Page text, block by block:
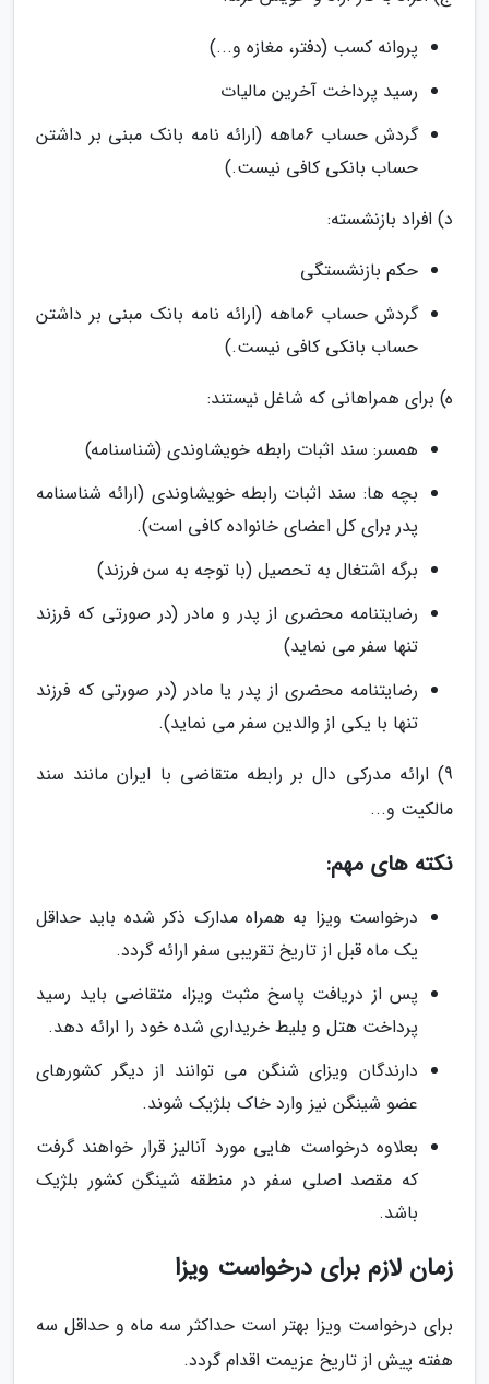
پروانه کسب (دفتر، مغازه و...)
رسید پرداخت آخرین مالیات
گردش حساب 6ماهه (ارائه نامه بانک مبنی بر داشتن
حساب بانکی کافی نیست.)
د) افراد بازنشسته:
حکم بازنشستگی
گردش حساب 6ماهه (ارائه نامه بانک مبنی بر داشتن
حساب بانکی کافی نیست.)
ه) برای همراهانی که شاغل نیستند:
همسر: سند اثبات رابطه خویشاوندی (شناسنامه)
بچه ها: سند اثبات رابطه خویشاوندی (ارائه شناسنامه
پدر برای کل اعضای خانواده کافی است).
برگه اشتغال به تحصیل (با توجه به سن فرزند)
رضایتنامه محضری از پدر و مادر (در صورتی که فرزند
تنها سفر می نماید)
رضایتنامه محضری از پدر یا مادر (در صورتی که فرزند
تنها با یکی از والدین سفر می نماید).
9) ارائه مدرکی دال بر رابطه متقاضی با ایران مانند سند
مالکیت و...
نکته های مهم:
درخواست ویزا به همراه مدارک ذکر شده باید حداقل
یک ماه قبل از تاریخ تقریبی سفر ارائه گردد.
پس از دریافت پاسخ مثبت ویزا، متقاضی باید رسید
پرداخت هتل و بلیط خریداری شده خود را ارائه دهد.
دارندگان ویزای شنگن می توانند از دیگر کشورهای
عضو شینگن نیز وارد خاک بلژیک شوند.
بعلاوه درخواست هایی مورد آنالیز قرار خواهند گرفت
که مقصد اصلی سفر در منطقه شینگن کشور بلژیک
باشد.
زمان لازم برای درخواست ویزا
برای درخواست ویزا بهتر است حداکثر سه ماه و حداقل سه
هفته پیش از تاریخ عزیمت اقدام گردد.